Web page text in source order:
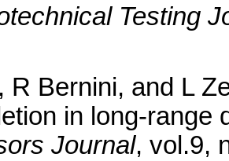
Testing
R Bernini, and L
in long-range
Journal, vol.9,